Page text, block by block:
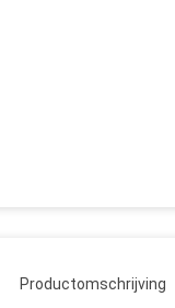
Productomschrijving